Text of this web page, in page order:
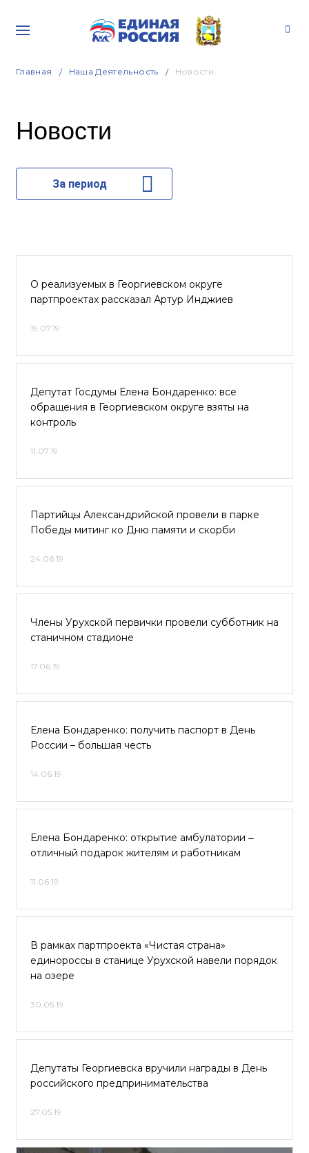
Главная Наша Деятельность Новости
Новости
За период
О реализуемых в Георгиевском округе
партпроектах рассказал Артур Инджиев
19.07.19
Депутат Госдумы Елена Бондаренко: все
обращения в Георгиевском округе взяты на
контроль
11.07.19
Партийцы Александрийской провели в парке
Победы митинг ко Дню памяти и скорби
24.06.19
Члены Урухской первички провели субботник на
станичном стадионе
17.06.19
Елена Бондаренко: получить паспорт в День
России – большая честь
14.06.19
Елена Бондаренко: открытие амбулатории ‒
отличный подарок жителям и работникам
11.06.19
В рамках партпроекта «Чистая страна»
единороссы в станице Урухской навели порядок
на озере
30.05.19
Депутаты Георгиевска вручили награды в День
российского предпринимательства
27.05.19